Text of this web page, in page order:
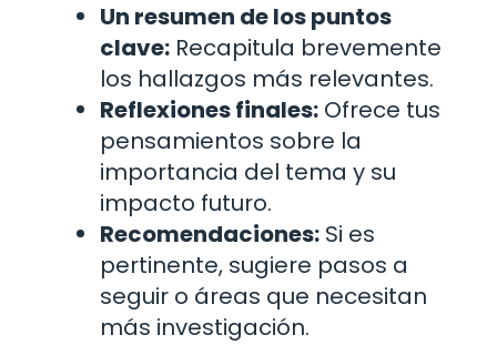
Un resumen de los puntos
clave: Recapitula brevemente
los hallazgos más relevantes.
Reflexiones finales: Ofrece tus
pensamientos sobre la
importancia del tema y su
impacto futuro.
Recomendaciones: Si es
pertinente, sugiere pasos a
seguir o áreas que necesitan
más investigación.